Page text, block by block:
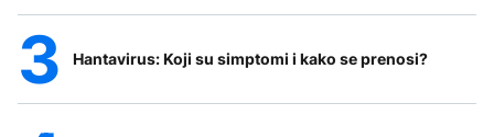
Hantavirus: Koji su simptomi i kako se prenosi?